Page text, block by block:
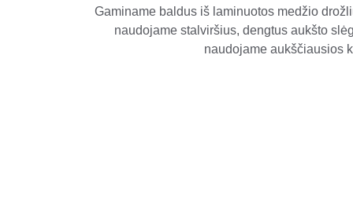
Gaminame baldus iš laminuotos medžio
naudojame stalviršius, dengtus aukšto
naudojame aukščiausios